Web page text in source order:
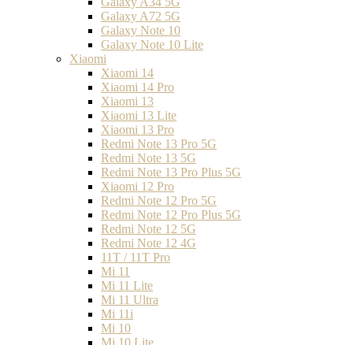
Galaxy A72 5G
Galaxy Note 10
Galaxy Note 10 Lite
Xiaomi
Xiaomi 14
Xiaomi 14 Pro
Xiaomi 13
Xiaomi 13 Lite
Xiaomi 13 Pro
Redmi Note 13 Pro 5G
Redmi Note 13 5G
Redmi Note 13 Pro Plus 5G
Xiaomi 12 Pro
Redmi Note 12 Pro 5G
Redmi Note 12 Pro Plus 5G
Redmi Note 12 5G
Redmi Note 12 4G
11T / 11T Pro
Mi 11
Mi 11 Lite
Mi 11 Ultra
Mi 11i
Mi 10
Mi 10 Lite